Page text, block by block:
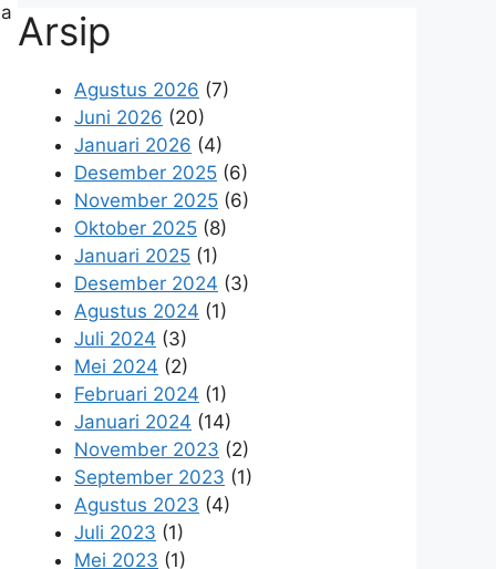
Arsip
Agustus 2026 (7)
Juni 2026 (20)
Januari 2026 (4)
Desember 2025 (6)
November 2025 (6)
Oktober 2025 (8)
Januari 2025 (1)
Desember 2024 (3)
Agustus 2024 (1)
Juli 2024 (3)
Mei 2024 (2)
Februari 2024 (1)
Januari 2024 (14)
November 2023 (2)
September 2023 (1)
Agustus 2023 (4)
Juli 2023 (1)
Mei 2023 (1)